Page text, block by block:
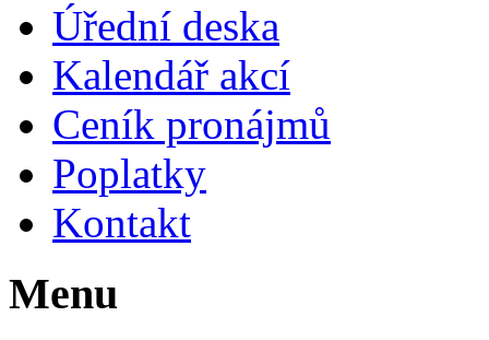
Úřední deska
Kalendář akcí
Ceník pronájmů
Poplatky
Kontakt
Menu